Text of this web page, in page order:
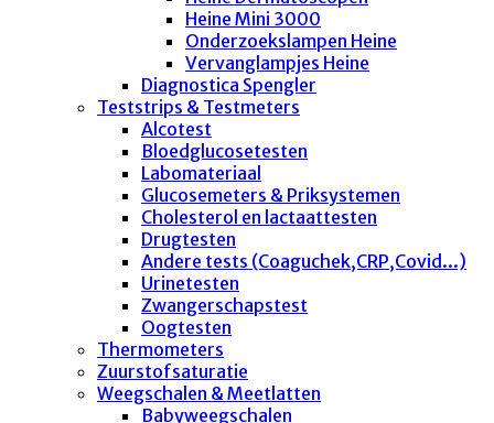
Heine Mini 3000
Onderzoekslampen Heine
Vervanglampjes Heine
Diagnostica Spengler
Teststrips & Testmeters
Alcotest
Bloedglucosetesten
Labomateriaal
Glucosemeters & Priksystemen
Cholesterol en lactaattesten
Drugtesten
Andere tests (Coaguchek,CRP,Covid...)
Urinetesten
Zwangerschapstest
Oogtesten
Thermometers
Zuurstofsaturatie
Weegschalen & Meetlatten
Babyweegschalen